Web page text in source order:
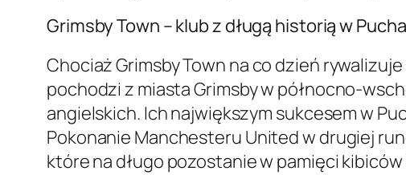
Grimsby Town – klub z długą historią w
Chociaż Grimsby Town na co dzień
pochodzi z miasta Grimsby w północno-
angielskich. Ich największym sukcesem w
Pokonanie Manchesteru United w drugiej
które na długo pozostanie w pamięci